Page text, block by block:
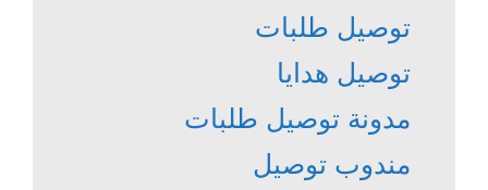
توصيل طلبات
توصيل هدايا
مدونة توصيل طلبات
مندوب توصيل